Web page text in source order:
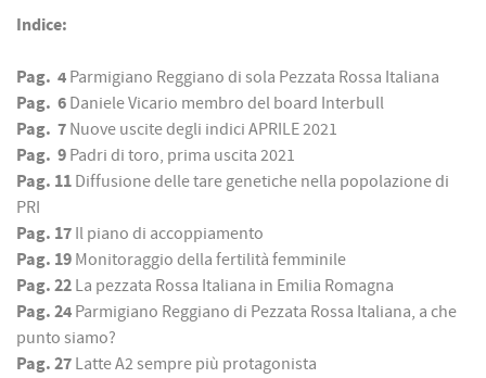
Indice:
Pag. 4 Parmigiano Reggiano di sola Pezzata Rossa Italiana
Pag. 6 Daniele Vicario membro del board Interbull
Pag. 7 Nuove uscite degli indici APRILE 2021
Pag. 9 Padri di toro, prima uscita 2021
Pag. 11 Diffusione delle tare genetiche nella popolazione di
PRI
Pag. 17 Il piano di accoppiamento
Pag. 19 Monitoraggio della fertilità femminile
Pag. 22 La pezzata Rossa Italiana in Emilia Romagna
Pag. 24 Parmigiano Reggiano di Pezzata Rossa Italiana, a che
punto siamo?
Pag. 27 Latte A2 sempre più protagonista